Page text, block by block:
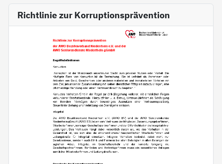
Richtlinie zur Korruptionsprävention